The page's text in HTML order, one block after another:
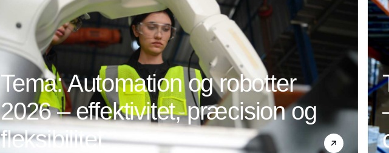
Tema: Automation og robotter
2026 – effektivitet, præcision og
fleksibilitet